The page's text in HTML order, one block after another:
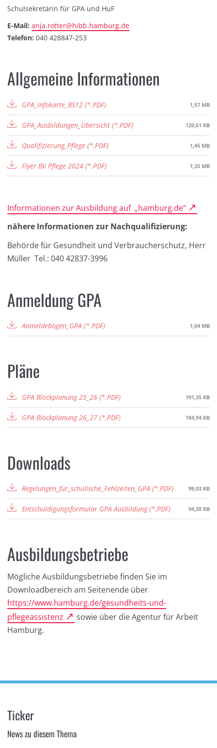
Schulsekretärin für GPA und HuF
E-Mail: anja.rotter@hibb.hamburg.de
Telefon: 040 428847-253
Allgemeine Informationen
GPA_Infokarte_BS12 1,57 MB
GPA_Ausbildungen_Übersicht 120,61 KB
Qualifizierung_Pflege 1,45 MB
Flyer BV Pflege 2024 1,35 MB
Informationen zur Ausbildung auf „hamburg.de“
nähere Informationen zur Nachqualifizierung:
Behörde für Gesundheit und Verbraucherschutz, Herr
Müller Tel.: 040 42837-3996
Anmeldung GPA
Anmeldebogen_GPA 1,04 MB
Pläne
GPA Blockplanung 25_26 191,35 KB
GPA Blockplanung 26_27 184,94 KB
Downloads
Regelungen_für_schulische_Fehlzeiten_GPA 99,03 KB
Entschuldigungsformular GPA Ausbildung 94,20 KB
Ausbildungsbetriebe
Mögliche Ausbildungsbetriebe finden Sie im
Downloadbereich am Seitenende über
https://www.hamburg.de/gesundheits-und-
pflegeassistenz
sowie über die Agentur für Arbeit
Hamburg.
Ticker
News zu diesem Thema